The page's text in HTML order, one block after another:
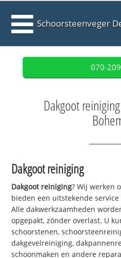
Schoorsteenveger
070-
Dakgoot
Dakgoot reiniging
Dakgoot reiniging? Wij werken
bieden een uitstekende
Alle dakwerkzaamheden
opgepakt, zónder overlast. U
schoorstenen,
dakgevelreiniging,
schoonmaken en andere